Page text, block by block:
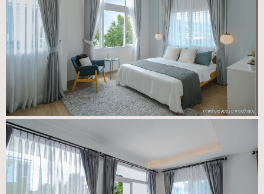
ภาพจำลองบรรยากาศจำลอง